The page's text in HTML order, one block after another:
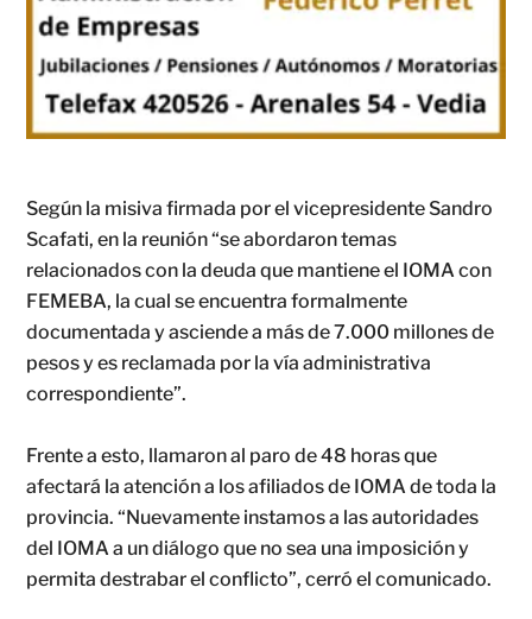
Según la misiva firmada por el vicepresidente Sandro
Scafati, en la reunión “se abordaron temas
relacionados con la deuda que mantiene el IOMA con
FEMEBA, la cual se encuentra formalmente
documentada y asciende a más de 7.000 millones de
pesos y es reclamada por la vía administrativa
correspondiente”.
Frente a esto, llamaron al paro de 48 horas que
afectará la atención a los afiliados de IOMA de toda la
provincia. “Nuevamente instamos a las autoridades
del IOMA a un diálogo que no sea una imposición y
permita destrabar el conflicto”, cerró el comunicado.